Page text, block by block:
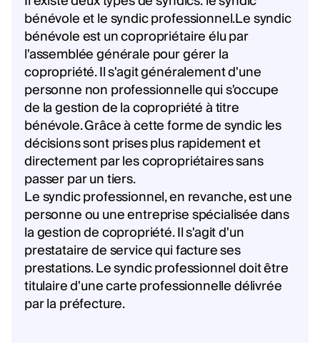
bénévole et le syndic professionnel.Le syndic
bénévole est un copropriétaire élu par
l'assemblée générale pour gérer la
copropriété. Il s'agit généralement d'une
personne non professionnelle qui s'occupe
de la gestion de la copropriété à titre
bénévole. Grâce à cette forme de syndic les
décisions sont prises plus rapidement et
directement par les copropriétaires sans
passer par un tiers.
Le syndic professionnel, en revanche, est une
personne ou une entreprise spécialisée dans
la gestion de copropriété. Il s'agit d'un
prestataire de service qui facture ses
prestations. Le syndic professionnel doit être
titulaire d'une carte professionnelle délivrée
par la préfecture.